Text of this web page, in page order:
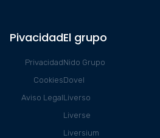
Pivacidad
Privacidad
Cookies
Aviso Legal
El grupo
Nido Grupo
Dovel
Liverso
Liverse
Liversium